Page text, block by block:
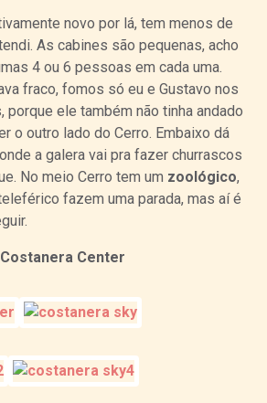
novo por lá, tem menos de
As cabines são pequenas, acho
4 ou 6 pessoas em cada uma.
fraco, fomos só eu e Gustavo nos
porque ele também não tinha andado
o outro lado do Cerro. Embaixo dá
a galera vai pra fazer churrascos
No meio Cerro tem um zoológico,
fazem uma parada, mas aí é
Center